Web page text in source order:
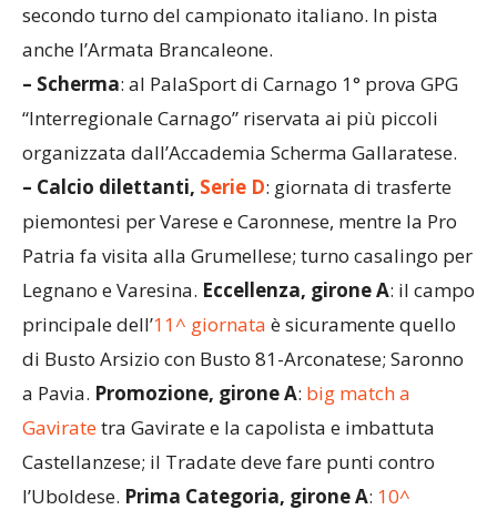
secondo turno del campionato italiano. In pista
anche l’Armata Brancaleone.
– Scherma: al PalaSport di Carnago 1° prova GPG
“Interregionale Carnago” riservata ai più piccoli
organizzata dall’Accademia Scherma Gallaratese.
– Calcio dilettanti, Serie D: giornata di trasferte
piemontesi per Varese e Caronnese, mentre la Pro
Patria fa visita alla Grumellese; turno casalingo per
Legnano e Varesina. Eccellenza, girone A: il campo
principale dell’11^ giornata è sicuramente quello
di Busto Arsizio con Busto 81-Arconatese; Saronno
a Pavia. Promozione, girone A: big match a
Gaviratetra Gavirate e la capolista e imbattuta
Castellanzese; il Tradate deve fare punti contro
l’Uboldese. Prima Categoria, girone A: 10^